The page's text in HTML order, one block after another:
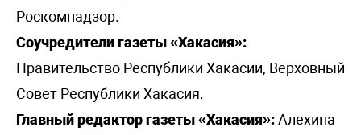
Роскомнадзор.
Соучредители газеты «Хакасия»:
Правительство Республики Хакасии, Верховный
Совет Республики Хакасия.
Главный редактор газеты «Хакасия»:Алехина